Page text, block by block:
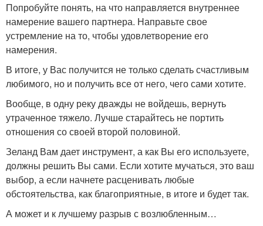
Попробуйте понять, на что направляется внутреннее
намерение вашего партнера. Направьте свое
устремление на то, чтобы удовлетворение его
намерения.
В итоге, у Вас получится не только сделать счастливым
любимого, но и получить все от него, чего сами хотите.
Вообще, в одну реку дважды не войдешь, вернуть
утраченное тяжело. Лучше старайтесь не портить
отношения со своей второй половиной.
Зеланд Вам дает инструмент, а как Вы его используете,
должны решить Вы сами. Если хотите мучаться, это ваш
выбор, а если начнете расценивать любые
обстоятельства, как благоприятные, в итоге и будет так.
А может и к лучшему разрыв с возлюбленным…